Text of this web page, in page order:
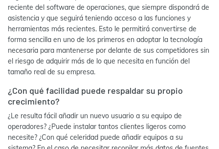
reciente del software de operaciones, que siempre dispondrá de
asistencia y que seguirá teniendo acceso a las funciones y
herramientas más recientes. Esto le permitirá convertirse de
forma sencilla en uno de los primeros en adoptar la tecnología
necesaria para mantenerse por delante de sus competidores sin
el riesgo de adquirir más de lo que necesita en función del
tamaño real de su empresa.
¿Con qué facilidad puede respaldar su propio
crecimiento?
¿Le resulta fácil añadir un nuevo usuario a su equipo de
operadores? ¿Puede instalar tantos clientes ligeros como
necesite? ¿Con qué celeridad puede añadir equipos a su